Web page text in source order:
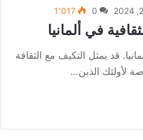
0 1٬017
في ألمانيا
قد يمثل التكيف مع الثقافة
لأولئك الذين…